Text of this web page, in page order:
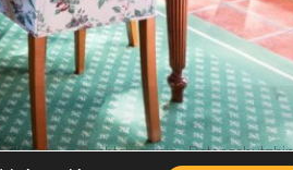
S.L. ·Rechtshinweis·